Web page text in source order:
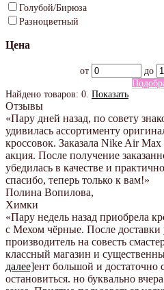
Голубой/Бирюза
Разноцветный
Цена
от до
Найдено товаров: 0 Показать
Отзывы
«Пару дней назад, по совету
удивилась ассортименту
кроссовок. Заказала Nike Air
акция. После получение
убедилась в качестве и
спасибо, теперь только к вам!»
Полина Вопилова,
Химки
«Пару недель назад приобрела
с Мехом чёрные. После доставки
производитель на совесть
классный магазин и
далее]ент большой и
остановиться. но буквально